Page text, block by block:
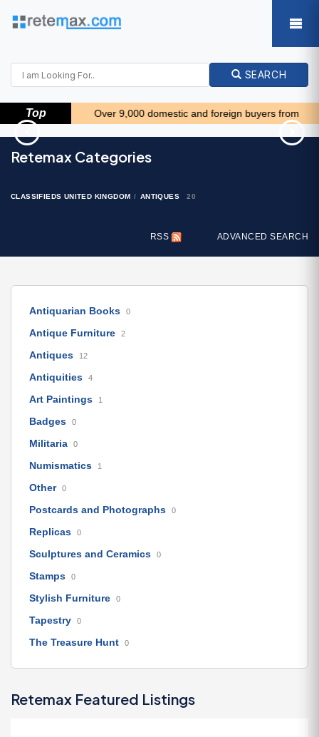
SEARCH
Top
***** Over 9,000 domestic and foreign buyers from our
Višnjan, imanje za obnovu
s pogledom na mo..
Retemax Categories
CLASSIFIEDS UNITED KINGDOM ANTIQUES 20
ADVANCED SEARCH
RSS
Antiquarian Books 0
Antique Furniture 2
Antiques 12
Antiquities 4
Art Paintings 1
Badges 0
Militaria 0
Numismatics 1
Other 0
Postcards and Photographs 0
Replicas 0
Sculptures and Ceramics 0
Stamps 0
Stylish Furniture 0
Tapestry 0
The Treasure Hunt 0
Retemax Featured Listings